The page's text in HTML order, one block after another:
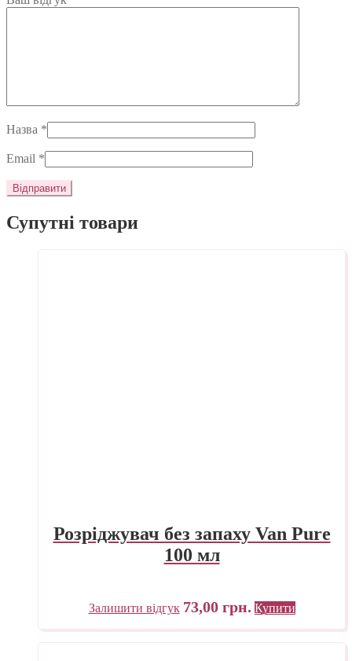
Назва *
Email *
Супутні товари
Розріджувач без запаху Van Pure
100 мл
Залишити відгук 73,00 грн. Купити